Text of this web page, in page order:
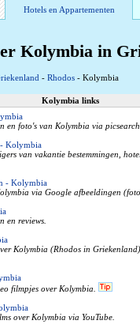
Hotels en Appartementen
Kolymbia in
- Rhodos- Kolymbia
Kolymbia links
en foto's van Kolymbia via
Kolymbia
van vakantie bestemmingen,
- Kolymbia
via Google afbeeldingen
en reviews.
Kolymbia (Rhodos in
filmpjes over Kolymbia.
over Kolymbia via YouTube.